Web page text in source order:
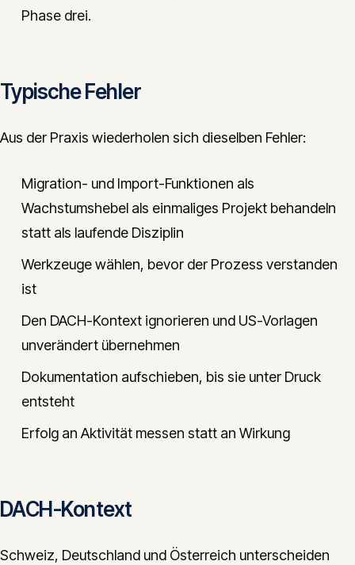
Phase drei.
Typische Fehler
Aus der Praxis wiederholen sich dieselben Fehler:
Migration- und Import-Funktionen als
Wachstumshebel als einmaliges Projekt behandeln
statt als laufende Disziplin
Werkzeuge wählen, bevor der Prozess verstanden
ist
Den DACH-Kontext ignorieren und US-Vorlagen
unverändert übernehmen
Dokumentation aufschieben, bis sie unter Druck
entsteht
Erfolg an Aktivität messen statt an Wirkung
DACH-Kontext
Schweiz, Deutschland und Österreich unterscheiden